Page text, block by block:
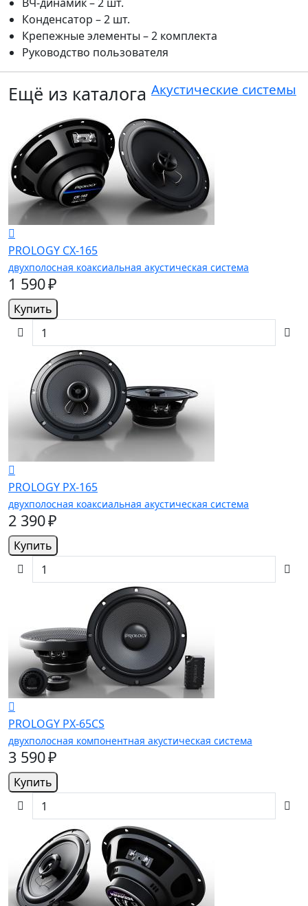
Конденсатор – 2 шт.
Крепежные элементы – 2 комплекта
Руководство пользователя
Ещё из каталога Акустические системы
PROLOGY CX-165
двухполосная коаксиальная акустическая система
1 590 ₽
Купить
PROLOGY PX-165
двухполосная коаксиальная акустическая система
2 390 ₽
Купить
PROLOGY PX-65CS
двухполосная компонентная акустическая система
3 590 ₽
Купить